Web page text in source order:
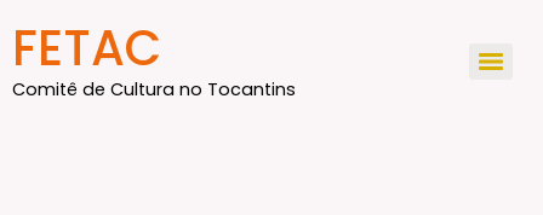
FETAC
Comitê de Cultura no Tocantins